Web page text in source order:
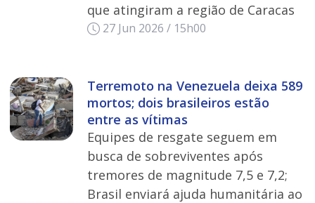
que atingiram a região de Caracas
27 Jun 2026 / 15h00
Terremoto na Venezuela deixa 589
mortos; dois brasileiros estão
entre as vítimas
Equipes de resgate seguem em
busca de sobreviventes após
tremores de magnitude 7,5 e 7,2;
Brasil enviará ajuda humanitária ao